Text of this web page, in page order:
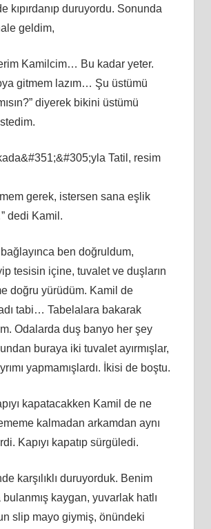
kıpırdanıp duruyordu. Sonunda
geldim,
Kamilcim… Bu kadar yeter.
gitmem lazım… Şu üstümü
diyerek bikini üstümü
Tatil, resim
gerek, istersen sana eşlik
dedi Kamil.
ben doğruldum,
tesisin içine, tuvalet ve duşların
doğru yürüdüm. Kamil de
tabi… Tabelalara bakarak
Odalarda duş banyo her şey
buraya iki tuvalet ayırmışlar,
yapmamışlardı. İkisi de boştu.
kapatacakken Kamil de ne
kalmadan arkamdan aynı
Kapıyı kapatıp sürgüledi.
karşılıklı duruyorduk. Benim
bulanmış kaygan, yuvarlak hatlı
slip mayo giymiş, önündeki